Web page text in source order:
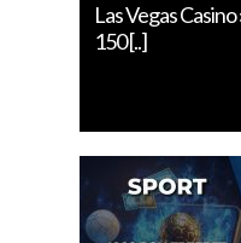
Las Vegas Casino
150 [..]